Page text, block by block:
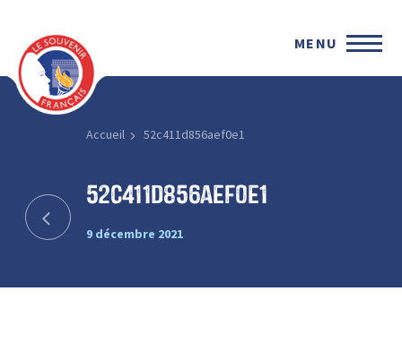
MENU
Accueil 52c411d856aef0e1
52c411d856aef0e1
9 décembre 2021